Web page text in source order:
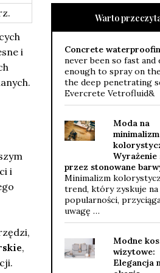
i
i
,
Warto
Concrete
never been so fast and
enough to spray on
the deep penetrating
Evercrete Vetrofluid&
Moda na
minimalizm
Wyrażenie
przez stonowane
Minimalizm
trend, który zyskuje na
popularności,
uwagę …
Modne
wizytowe:
Elegancja